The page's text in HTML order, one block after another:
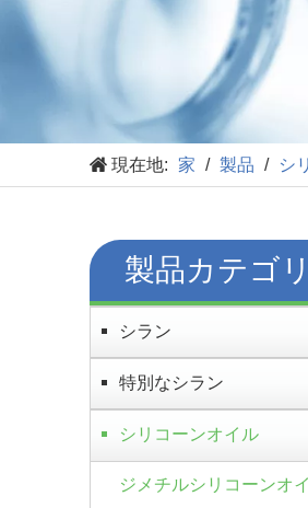
現在地: 家 / 製品 / シ
製品カテゴリ
シラン
特別なシラン
シリコーンオイル
ジメチルシリコーンオ